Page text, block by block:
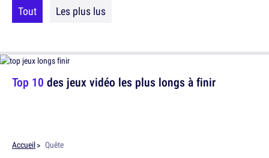
Tout Les plus lus
Top 10 des jeux vidéo les plus longs à finir
Accueil Quête